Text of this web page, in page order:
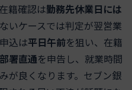
籍確認は勤務先休業日には
いケースでは判定が翌営業
込は平日午前を狙い、在籍
署直通を申告し、就業時間
が良くなります。セブン銀